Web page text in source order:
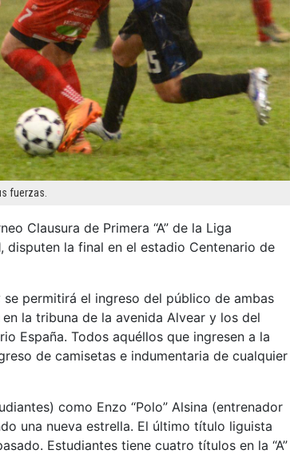
fuerzas.
Clausura de Primera “A” de la Liga
disputen la final en el estadio Centenario de
permitirá el ingreso del público de ambas
la tribuna de la avenida Alvear y los del
España. Todos aquéllos que ingresen a la
de camisetas e indumentaria de cualquier
como Enzo “Polo” Alsina (entrenador
una nueva estrella. El último título liguista
Estudiantes tiene cuatro títulos en la “A”